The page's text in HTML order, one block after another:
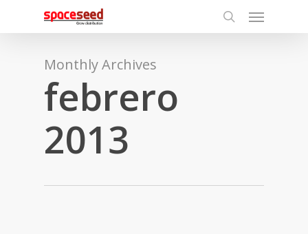
search
Menu
Monthly Archives
febrero
2013